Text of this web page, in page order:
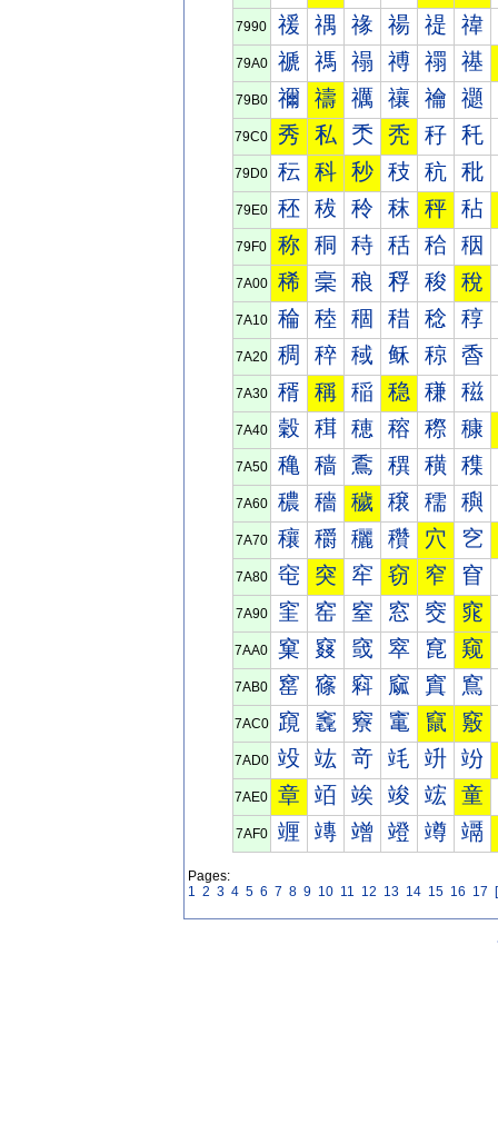
7990 禐 禑 禒 禓 禔 禕
79A0 禠 禡 禢 禣 禤 禥
79B0 禰 禱 禲 禳 禴 禵
79C0 秀 私 秂 秃 秄 秅
79D0 秐 科 秒 秓 秔 秕
79E0 秠 秡 秢 秣 秤 秥
79F0 称 秱 秲 秳 秴 秵
7A00 稀 稁 稂 稃 稄 稅
7A10 稐 稑 稒 稓 稔 稕
7A20 稠 稡 稢 稣 稤 稥
7A30 稰 稱 稲 稳 稴 稵
7A40 穀 穁 穂 穃 穄 穅
7A50 穐 穑 穒 穓 穔 穕
7A60 穠 穡 穢 穣 穤 穥
7A70 穰 穱 穲 穳 穴 穵
7A80 窀 突 窂 窃 窄 窅
7A90 窐 窑 窒 窓 窔 窕
7AA0 窠 窡 窢 窣 窤 窥
7AB0 窰 窱 窲 窳 窴 窵
7AC0 竀 竁 竂 竃 竄 竅
7AD0 竐 竑 竒 竓 竔 竕
7AE0 章 竡 竢 竣 竤 童
7AF0 竰 竱 竲 竳 竴 竵
Pages:
1 2 3 4 5 6 7 8 9 10 11 12 13 14 15 16 17